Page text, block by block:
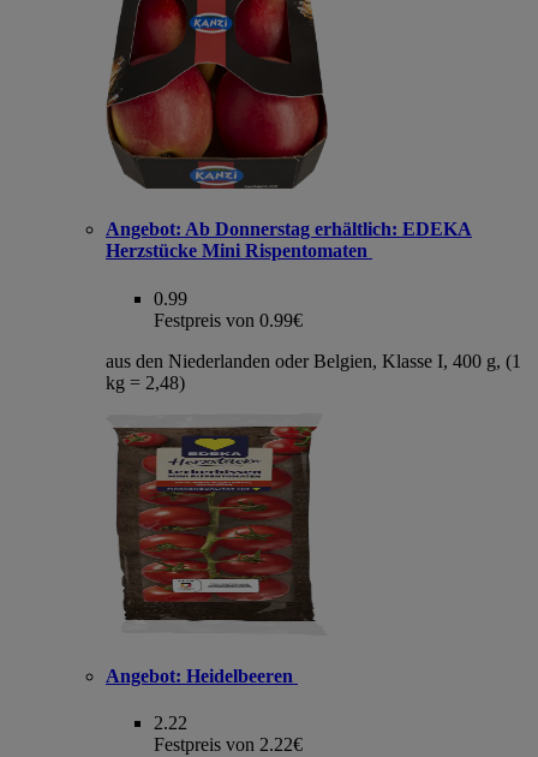
Angebot: Ab Donnerstag erhältlich: EDEKA
Herzstücke Mini Rispentomaten
0.99
Festpreis von 0.99€
aus den Niederlanden oder Belgien, Klasse I, 400 g, (1
kg = 2,48)
Angebot: Heidelbeeren
2.22
Festpreis von 2.22€